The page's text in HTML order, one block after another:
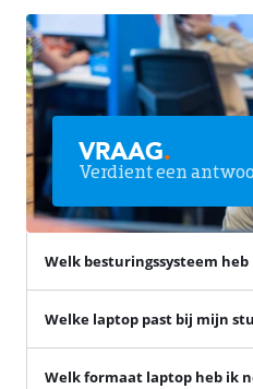
Welk besturingssysteem heb
Welke laptop past bij mijn
Welk formaat laptop heb ik
VRAAG.
Verdient een